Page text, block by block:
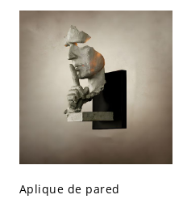
montaje empotrado
Aplique de pared